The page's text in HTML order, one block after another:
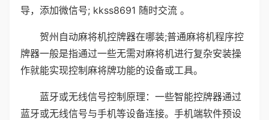
导，添加微信号; kkss8691 随时交流 。
贺州自动麻将机控牌器在哪装;普通麻将机程序控
牌器一般是指通过一些无需对麻将机进行复杂安装操
作就能实现控制麻将牌功能的设备或工具。
蓝牙或无线信号控制原理：一些智能控牌器通过
蓝牙或无线信号与手机等设备连接。手机端软件预设